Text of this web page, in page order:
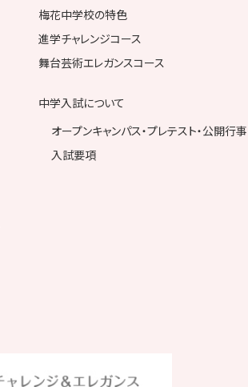
梅花中学校の特色
進学チャレンジコース
舞台芸術エレガンスコース
中学入試について
オープンキャンパス・プレテスト・公開行事
入試要項